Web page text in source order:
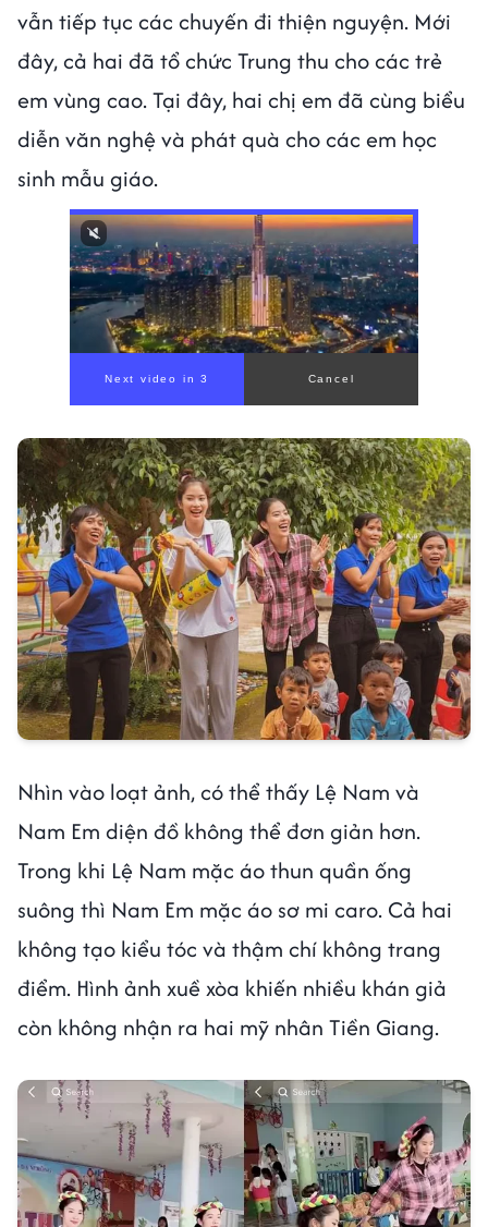
vẫn tiếp tục các chuyến đi thiện nguyện. Mới
đây, cả hai đã tổ chức Trung thu cho các trẻ
em vùng cao. Tại đây, hai chị em đã cùng biểu
diễn văn nghệ và phát quà cho các em học
sinh mẫu giáo.
Nhìn vào loạt ảnh, có thể thấy Lệ Nam và
Nam Em diện đồ không thể đơn giản hơn.
Trong khi Lệ Nam mặc áo thun quần ống
suông thì Nam Em mặc áo sơ mi caro. Cả hai
không tạo kiểu tóc và thậm chí không trang
điểm. Hình ảnh xuề xòa khiến nhiều khán giả
còn không nhận ra hai mỹ nhân Tiền Giang.